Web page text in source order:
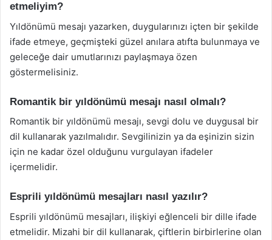
etmeliyim?
Yıldönümü mesajı yazarken, duygularınızı içten bir şekilde
ifade etmeye, geçmişteki güzel anılara atıfta bulunmaya ve
geleceğe dair umutlarınızı paylaşmaya özen
göstermelisiniz.
Romantik bir yıldönümü mesajı nasıl olmalı?
Romantik bir yıldönümü mesajı, sevgi dolu ve duygusal bir
dil kullanarak yazılmalıdır. Sevgilinizin ya da eşinizin sizin
için ne kadar özel olduğunu vurgulayan ifadeler
içermelidir.
Esprili yıldönümü mesajları nasıl yazılır?
Esprili yıldönümü mesajları, ilişkiyi eğlenceli bir dille ifade
etmelidir. Mizahi bir dil kullanarak, çiftlerin birbirlerine olan